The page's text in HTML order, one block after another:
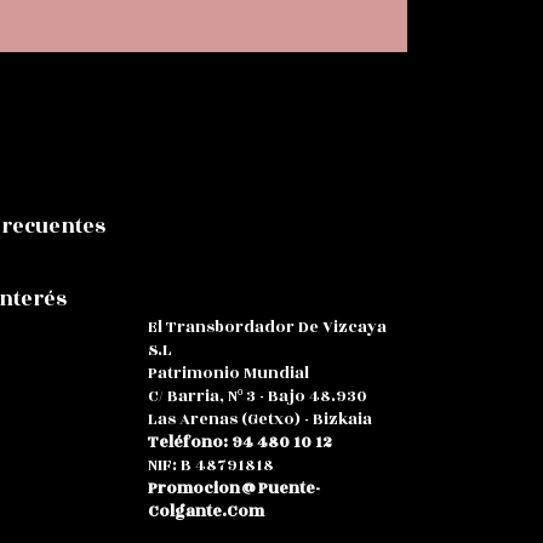
El Transbordador De Vizcaya
S.L
Patrimonio Mundial
C/ Barria, Nº 3 - Bajo 48.930
Las Arenas (Getxo) - Bizkaia
Teléfono: 94 480 10 12
NIF: B 48791818
Promocion@puente-
Colgante.com